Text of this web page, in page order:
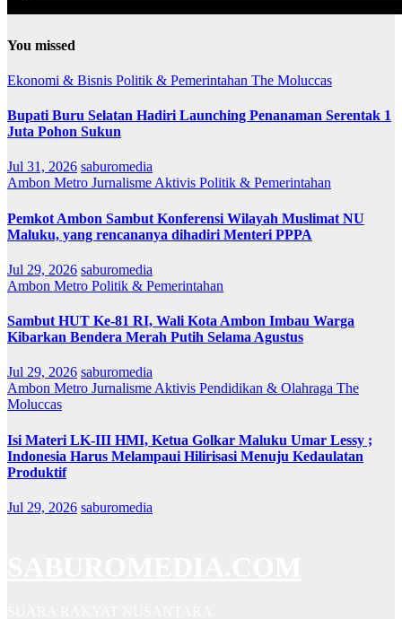
You missed
Ekonomi & Bisnis Politik & Pemerintahan The Moluccas
Bupati Buru Selatan Hadiri Launching Penanaman Serentak 1
Juta Pohon Sukun
Jul 31, 2026 saburomedia
Ambon Metro Jurnalisme Aktivis Politik & Pemerintahan
Pemkot Ambon Sambut Konferensi Wilayah Muslimat NU
Maluku, yang rencananya dihadiri Menteri PPPA
Jul 29, 2026 saburomedia
Ambon Metro Politik & Pemerintahan
Sambut HUT Ke-81 RI, Wali Kota Ambon Imbau Warga
Kibarkan Bendera Merah Putih Selama Agustus
Jul 29, 2026 saburomedia
Ambon Metro Jurnalisme Aktivis Pendidikan & Olahraga The
Moluccas
Isi Materi LK-III HMI, Ketua Golkar Maluku Umar Lessy ;
Indonesia Harus Melampaui Hilirisasi Menuju Kedaulatan
Produktif
Jul 29, 2026 saburomedia